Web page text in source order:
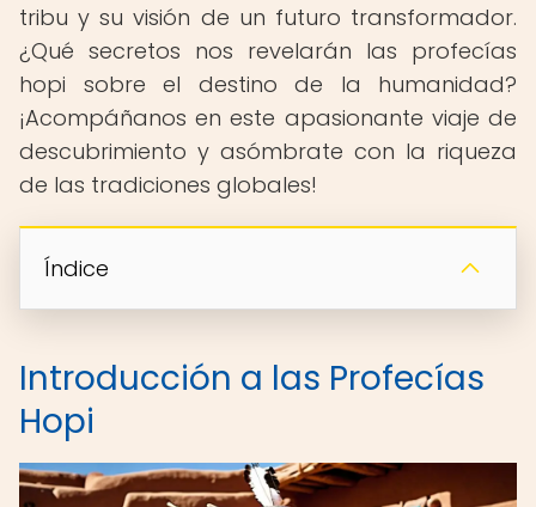
tribu y su visión de un futuro transformador.
¿Qué secretos nos revelarán las profecías
hopi sobre el destino de la humanidad?
¡Acompáñanos en este apasionante viaje de
descubrimiento y asómbrate con la riqueza
de las tradiciones globales!
Índice
Introducción a las Profecías
Hopi